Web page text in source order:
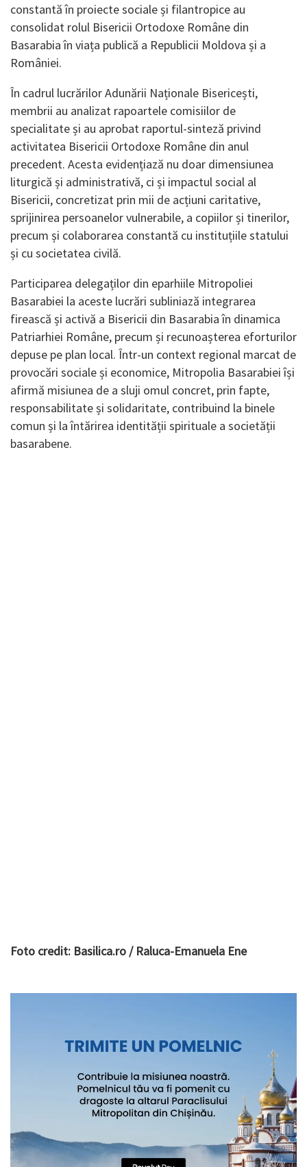
constantă în proiecte sociale și filantropice au
consolidat rolul Bisericii Ortodoxe Române din
Basarabia în viața publică a Republicii Moldova și a
României.
În cadrul lucrărilor Adunării Naționale Bisericești,
membrii au analizat rapoartele comisiilor de
specialitate și au aprobat raportul-sinteză privind
activitatea Bisericii Ortodoxe Române din anul
precedent. Acesta evidențiază nu doar dimensiunea
liturgică și administrativă, ci și impactul social al
Bisericii, concretizat prin mii de acțiuni caritative,
sprijinirea persoanelor vulnerabile, a copiilor și tinerilor,
precum și colaborarea constantă cu instituțiile statului
și cu societatea civilă.
Participarea delegaților din eparhiile Mitropoliei
Basarabiei la aceste lucrări subliniază integrarea
firească și activă a Bisericii din Basarabia în dinamica
Patriarhiei Române, precum și recunoașterea eforturilor
depuse pe plan local. Într-un context regional marcat de
provocări sociale și economice, Mitropolia Basarabiei își
afirmă misiunea de a sluji omul concret, prin fapte,
responsabilitate și solidaritate, contribuind la binele
comun și la întărirea identității spirituale a societății
basarabene.
Foto credit: Basilica.ro / Raluca-Emanuela Ene